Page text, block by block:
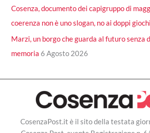
Cosenza, documento dei capigruppo di
coerenza non è uno slogan, no ai doppi
Marzi, un borgo che guarda al futuro senza
memoria 6 Agosto 2026
CosenzaPost.it è il sito della testata